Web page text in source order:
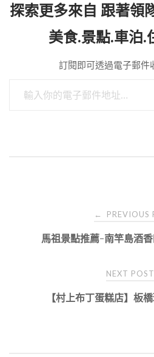
探索更多來自 跟著領
美食.景點.車泊.
訂閱即可透過電子郵件
navigation
← PREVIOUS
馬祖景點推薦-南竿島酒香
NEXT POST
【村上布丁蛋糕店】板